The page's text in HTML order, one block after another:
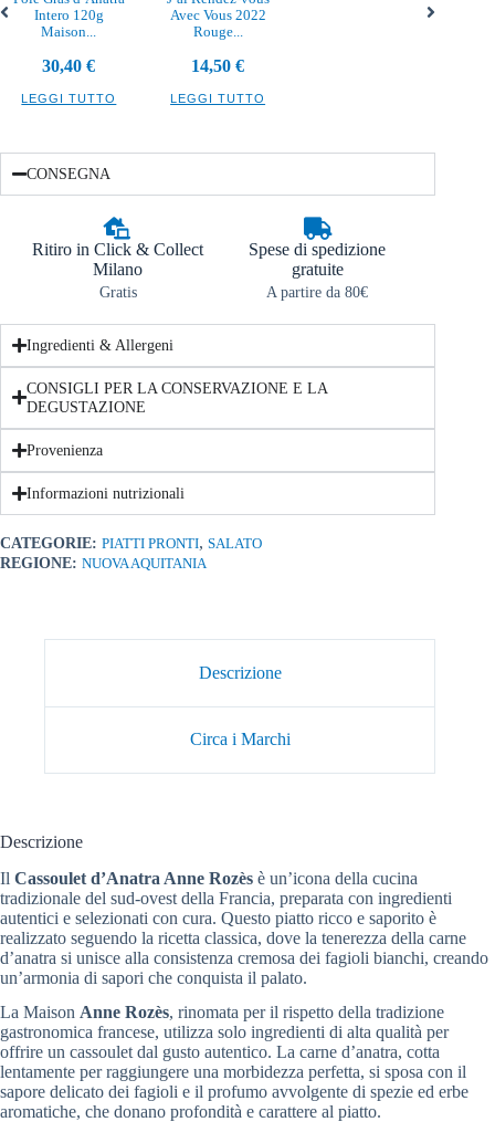
Intero 120g
Maison...
30,40€
LEGGI TUTTO
Avec Vous 2022
Rouge...
14,50€
LEGGI TUTTO
CONSEGNA
Ritiro in Click & Collect
Milano
Gratis
Spese di spedizione
gratuite
A partire da 80€
Ingredienti & Allergeni
CONSIGLI PER LA CONSERVAZIONE E LA
DEGUSTAZIONE
Provenienza
Informazioni nutrizionali
CATEGORIE: PIATTI PRONTI, SALATO
REGIONE: NUOVA AQUITANIA
Descrizione
Circa i Marchi
Descrizione
Il Cassoulet d’Anatra Anne Rozès è un’icona della cucina
tradizionale del sud-ovest della Francia, preparata con ingredienti
autentici e selezionati con cura. Questo piatto ricco e saporito è
realizzato seguendo la ricetta classica, dove la tenerezza della carne
d’anatra si unisce alla consistenza cremosa dei fagioli bianchi, creando
un’armonia di sapori che conquista il palato.
La Maison Anne Rozès, rinomata per il rispetto della tradizione
gastronomica francese, utilizza solo ingredienti di alta qualità per
offrire un cassoulet dal gusto autentico. La carne d’anatra, cotta
lentamente per raggiungere una morbidezza perfetta, si sposa con il
sapore delicato dei fagioli e il profumo avvolgente di spezie ed erbe
aromatiche, che donano profondità e carattere al piatto.